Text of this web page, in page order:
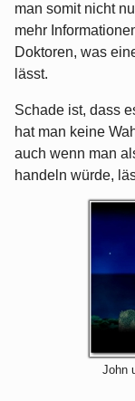
man somit nicht
mehr
Doktoren, was
lässt.
Schade ist, dass
hat man keine
auch wenn man
handeln würde,
John